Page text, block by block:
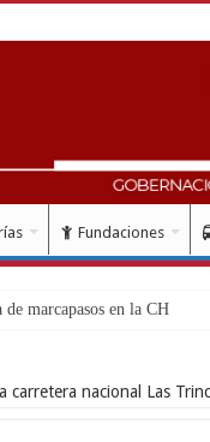
Fundaciones
carretera nacional Las